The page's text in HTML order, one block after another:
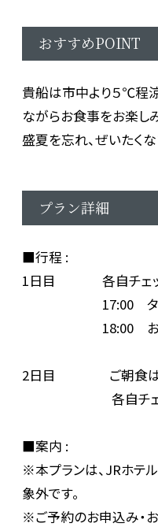
おすすめPOINT
貴船は市中より５℃程
ながらお食事をお楽し
盛夏を忘れ、ぜいたく
プラン詳細
■行程 :
1日目 各自チェッ
17:00 タク
18:00 お食
2日目 ご朝食はホ
各自チェッ
■案内 :
※本プランは、JRホテ
象外です。
※ご予約のお申込み・